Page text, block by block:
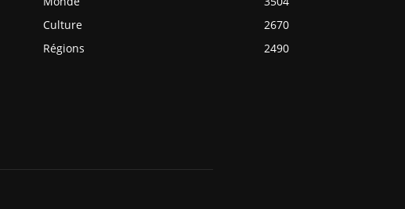
Culture
2670
Régions
2490